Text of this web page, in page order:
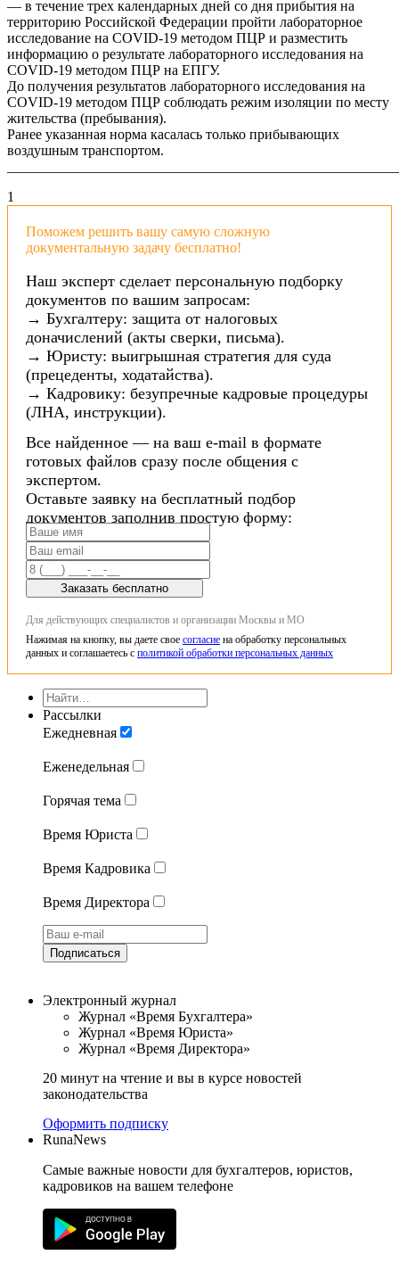
— в течение трех календарных дней со дня прибытия на
территорию Российской Федерации пройти лабораторное
исследование на COVID-19 методом ПЦР и разместить
информацию о результате лабораторного исследования на
COVID-19 методом ПЦР на ЕПГУ.
До получения результатов лабораторного исследования на
COVID-19 методом ПЦР соблюдать режим изоляции по месту
жительства (пребывания).
Ранее указанная норма касалась только прибывающих
воздушным транспортом.
1
Поможем решить вашу самую сложную
документальную задачу бесплатно!
Наш эксперт сделает персональную подборку
документов по вашим запросам:
→ Бухгалтеру: защита от налоговых
доначислений (акты сверки, письма).
→ Юристу: выигрышная стратегия для суда
(прецеденты, ходатайства).
→ Кадровику: безупречные кадровые процедуры
(ЛНА, инструкции).
Все найденное — на ваш e-mail в формате
готовых файлов сразу после общения с
экспертом.
Оставьте заявку на бесплатный подбор
документов заполнив простую форму:
Заказать бесплатно
Для действующих специалистов и организации Москвы и МО
Нажимая на кнопку, вы даете свое согласие на обработку персональных
данных и соглашаетесь с политикой обработки персональных данных
Рассылки
Ежедневная
Еженедельная
Горячая тема
Время Юриста
Время Кадровика
Время Директора
Подписаться
Электронный журнал
Журнал «Время Бухгалтера»
Журнал «Время Юриста»
Журнал «Время Директора»
20 минут на чтение и вы в курсе новостей
законодательства
Оформить подписку
RunaNews
Самые важные новости для бухгалтеров, юристов,
кадровиков на вашем телефоне